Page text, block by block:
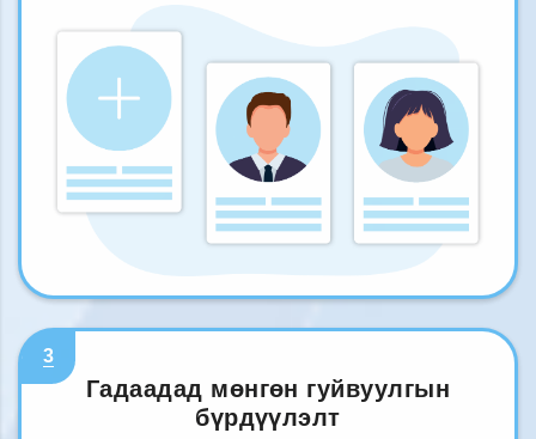
3
Гадаадад мөнгөн гуйвуулгын
бүрдүүлэлт